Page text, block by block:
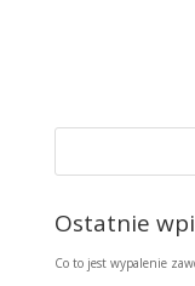
Ostatnie
Co to jest wypalenie